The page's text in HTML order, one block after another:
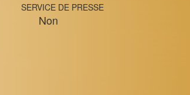
SERVICE DE PRESSE
Non